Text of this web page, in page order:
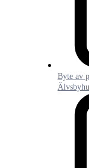
Byte av